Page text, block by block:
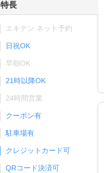
特長
エキテン ネット予約
日祝OK
早朝OK
21時以降OK
24時間営業
クーポン有
駐車場有
クレジットカード可
QRコード決済可